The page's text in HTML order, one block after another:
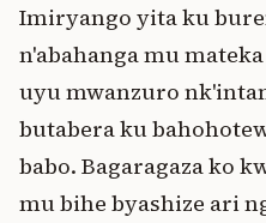
Imiryango yita ku
n'abahanga mu
uyu mwanzuro
butabera ku
babo. Bagaragaza ko
mu bihe byashize ari